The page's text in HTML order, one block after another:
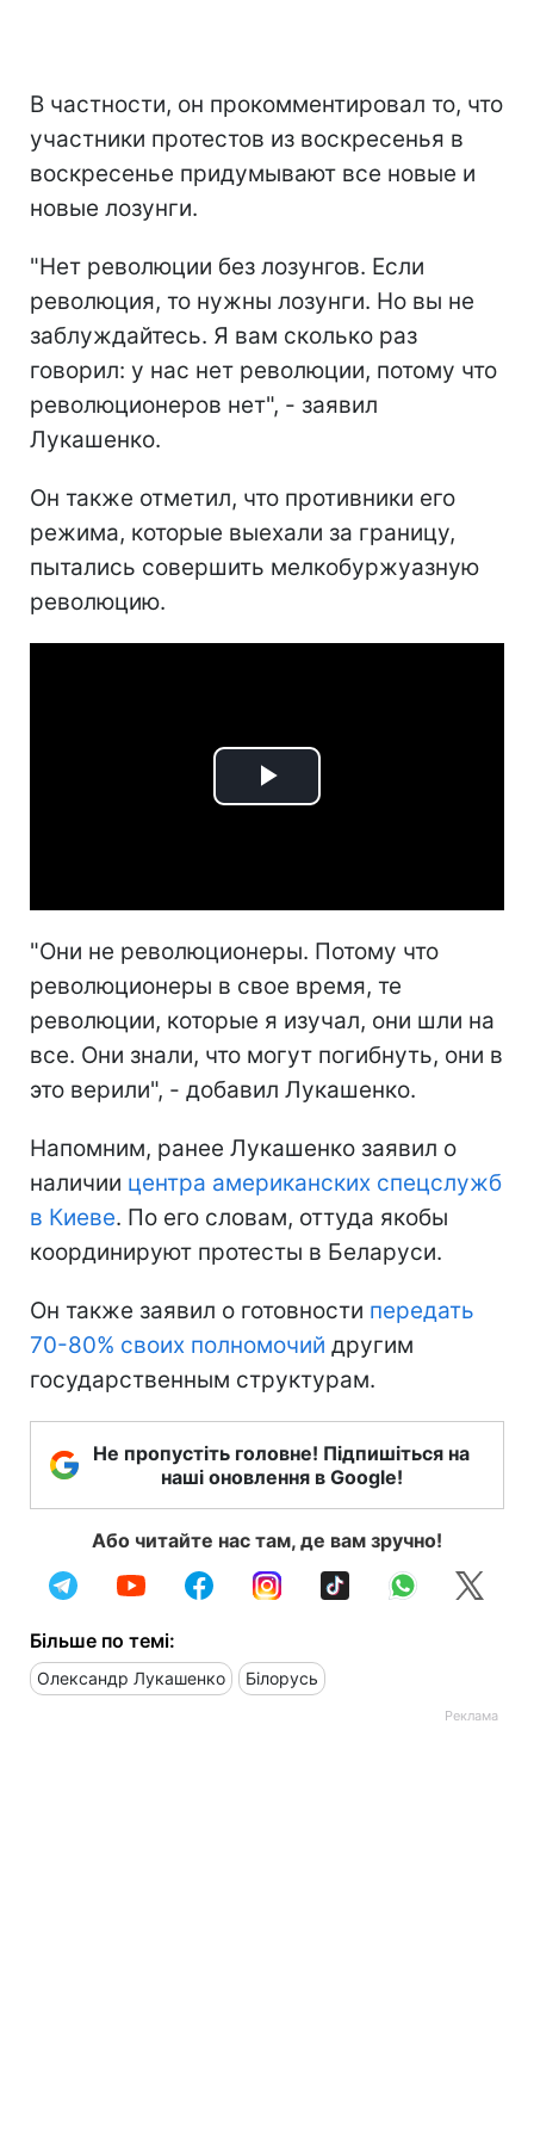
В частности, он прокомментировал то, что
участники протестов из воскресенья в
воскресенье придумывают все новые и
новые лозунги.
"Нет революции без лозунгов. Если
революция, то нужны лозунги. Но вы не
заблуждайтесь. Я вам сколько раз
говорил: у нас нет революции, потому что
революционеров нет", - заявил
Лукашенко.
Он также отметил, что противники его
режима, которые выехали за границу,
пытались совершить мелкобуржуазную
революцию.
Play
"Они не революционеры. Потому что
революционеры в свое время, те
революции, которые я изучал, они шли на
все. Они знали, что могут погибнуть, они в
это верили", - добавил Лукашенко.
Напомним, ранее Лукашенко заявил о
наличии центра американских спецслужб
в Киеве. По его словам, оттуда якобы
координируют протесты в Беларуси.
Он также заявил о готовности передать
70-80% своих полномочий другим
государственным структурам.
Не пропустіть головне! Підпишіться на
наші оновлення в Google!
Або читайте нас там, де вам зручно!
Більше по темі:
Олександр Лукашенко Білорусь